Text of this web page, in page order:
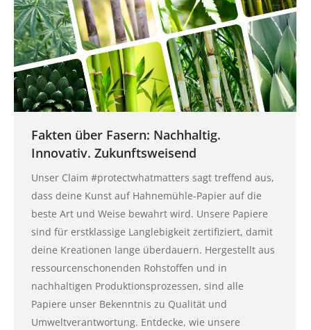
Fakten über Fasern: Nachhaltig.
Innovativ. Zukunftsweisend
Unser Claim #protectwhatmatters sagt treffend aus,
dass deine Kunst auf Hahnemühle-Papier auf die
beste Art und Weise bewahrt wird. Unsere Papiere
sind für erstklassige Langlebigkeit zertifiziert, damit
deine Kreationen lange überdauern. Hergestellt aus
ressourcenschonenden Rohstoffen und in
nachhaltigen Produktionsprozessen, sind alle
Papiere unser Bekenntnis zu Qualität und
Umweltverantwortung. Entdecke, wie unsere